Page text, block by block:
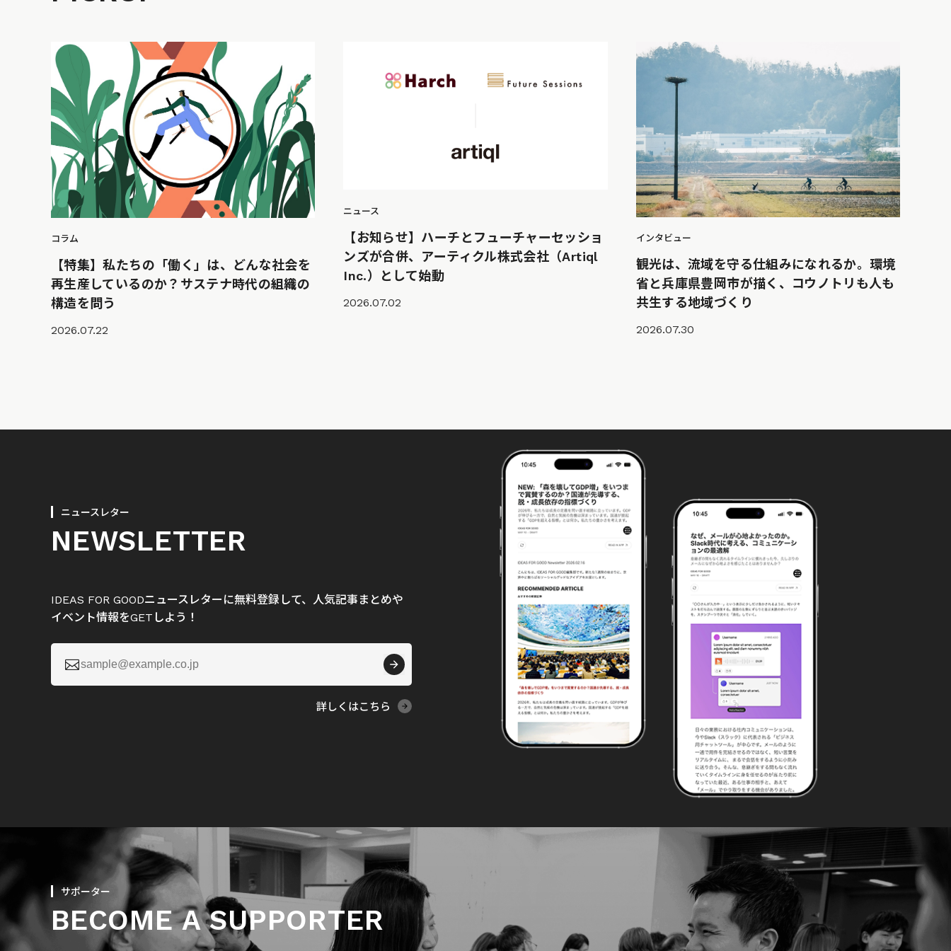
コラム
【特集】私たちの「働く」は、どんな社会を
再生産しているのか？サステナ時代の組織の
構造を問う
2026.07.22
ニュース
【お知らせ】ハーチとフューチャーセッショ
ンズが合併、アーティクル株式会社（Artiql
Inc.）として始動
2026.07.02
インタビュー
観光は、流域を守る仕組みになれるか。環境
省と兵庫県豊岡市が描く、コウノトリも人も
共生する地域づくり
2026.07.30
ニュースレター
NEWSLETTER
IDEAS FOR GOODニュースレターに無料登録して、人気記事まとめや
イベント情報をGETしよう！

詳しくはこちら
サポーター
BECOME A SUPPORTER